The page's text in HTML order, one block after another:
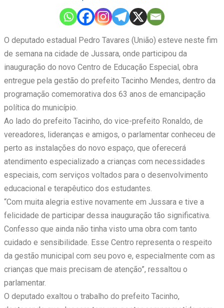
O deputado estadual Pedro Tavares (União) esteve neste fim
de semana na cidade de Jussara, onde participou da
inauguração do novo Centro de Educação Especial, obra
entregue pela gestão do prefeito Tacinho Mendes, dentro da
programação comemorativa dos 63 anos de emancipação
política do município.
Ao lado do prefeito Tacinho, do vice-prefeito Ronaldo, de
vereadores, lideranças e amigos, o parlamentar conheceu de
perto as instalações do novo espaço, que oferecerá
atendimento especializado a crianças com necessidades
especiais, com serviços voltados para o desenvolvimento
educacional e terapêutico dos estudantes.
“Com muita alegria estive novamente em Jussara e tive a
felicidade de participar dessa inauguração tão significativa.
Confesso que ainda não tinha visto uma obra com tanto
cuidado e sensibilidade. Esse Centro representa o respeito
da gestão municipal com seu povo e, especialmente com as
crianças que mais precisam de atenção”, ressaltou o
parlamentar.
O deputado exaltou o trabalho do prefeito Tacinho,